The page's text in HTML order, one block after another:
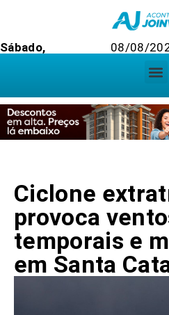
Sábado, 08/08/
Ciclone
provoca
temporais e
em Santa